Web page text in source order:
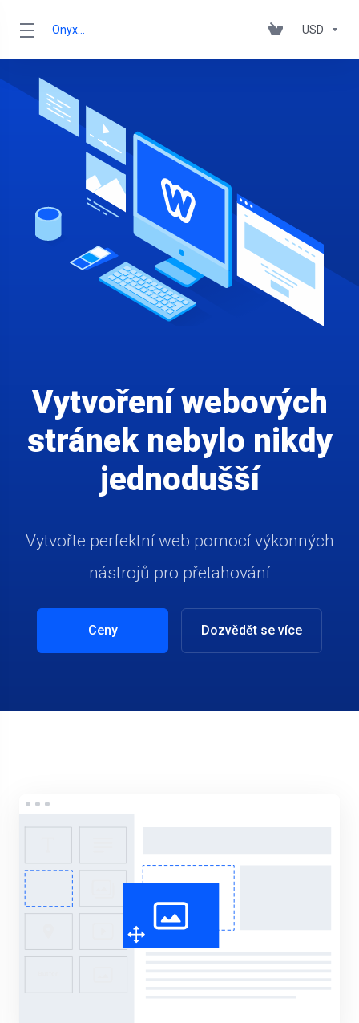
USD
Vytvoření webových
stránek nebylo nikdy
jednodušší
Vytvořte perfektní web pomocí výkonných
nástrojů pro přetahování
Ceny Dozvědět se více